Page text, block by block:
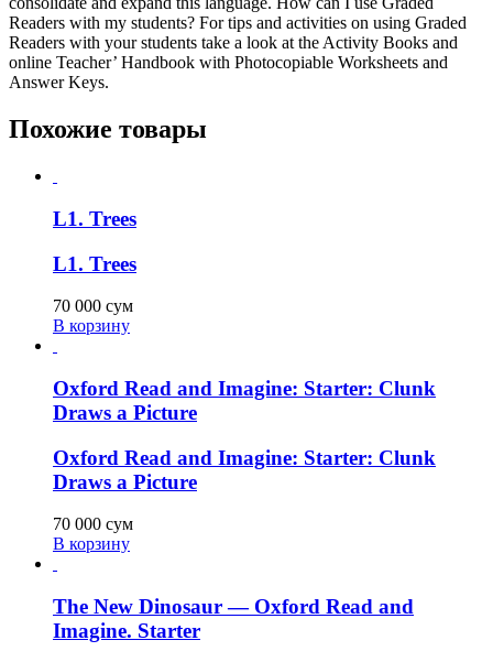
Readers with my students? For tips and activities on using Graded
Readers with your students take a look at the Activity Books and
online Teacher’ Handbook with Photocopiable Worksheets and
Answer Keys.
Похожие товары
L1. Trees
L1. Trees
70 000 сум
В корзину
Oxford Read and Imagine: Starter: Clunk
Draws a Picture
Oxford Read and Imagine: Starter: Clunk
Draws a Picture
70 000 сум
В корзину
The New Dinosaur — Oxford Read and
Imagine. Starter